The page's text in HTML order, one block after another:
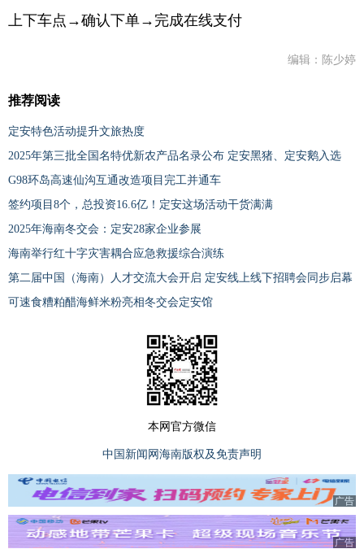
上下车点→确认下单→完成在线支付
编辑：陈少婷
推荐阅读
定安特色活动提升文旅热度
2025年第三批全国名特优新农产品名录公布 定安黑猪、定安鹅入选
G98环岛高速仙沟互通改造项目完工并通车
签约项目8个，总投资16.6亿！定安这场活动干货满满
2025年海南冬交会：定安28家企业参展
海南举行红十字灾害耦合应急救援综合演练
第二届中国（海南）人才交流大会开启 定安线上线下招聘会同步启幕
可速食糟粕醋海鲜米粉亮相冬交会定安馆
本网官方微信
中国新闻网海南版权及免责声明
广告
广告